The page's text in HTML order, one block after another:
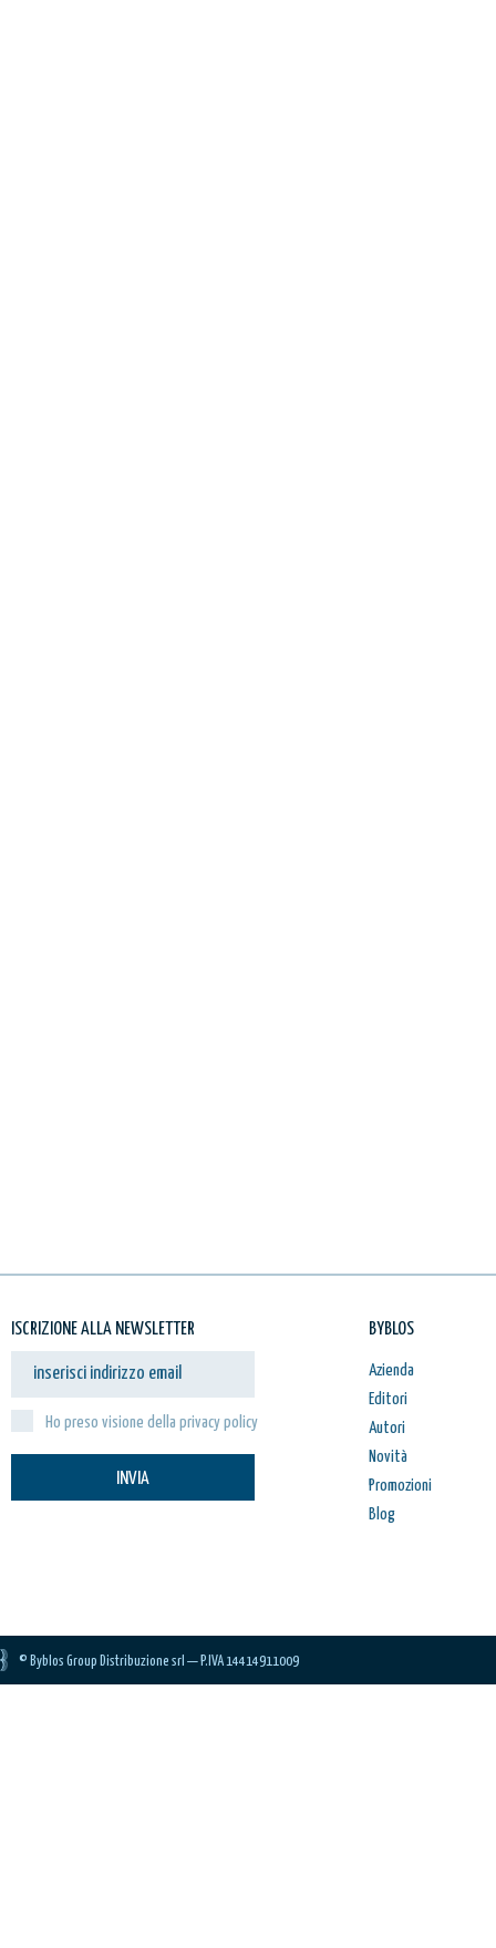
ISCRIZIONE ALLA NEWSLETTER
Ho preso visione della privacy policy
INVIA
BYBLOS
Azienda
Editori
Autori
Novità
Promozioni
Blog
© Byblos Group Distribuzione srl — P.IVA 14414911009